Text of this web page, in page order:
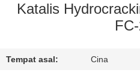
KONTROL
Katalis
Tempat asal: Cina